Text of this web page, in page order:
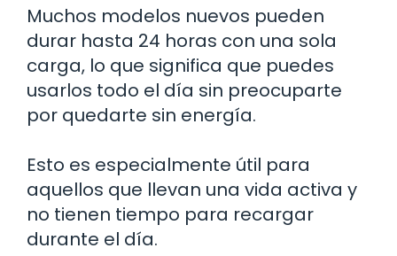
Muchos modelos nuevos pueden
durar hasta 24 horas con una sola
carga, lo que significa que puedes
usarlos todo el día sin preocuparte
por quedarte sin energía.
Esto es especialmente útil para
aquellos que llevan una vida activa y
no tienen tiempo para recargar
durante el día.